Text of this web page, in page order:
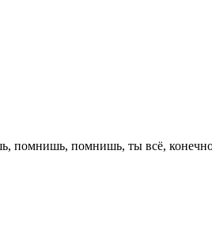
помнишь, помнишь, ты всё,